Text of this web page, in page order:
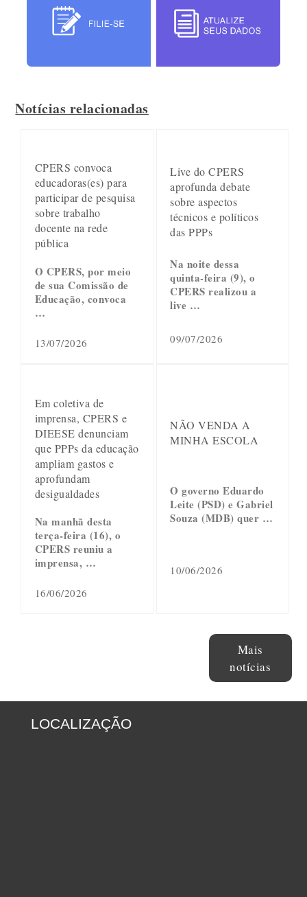
Notícias relacionadas
CPERS convoca
educadoras(es) para
participar de pesquisa
sobre trabalho
docente na rede
pública
O CPERS, por meio
de sua Comissão de
Educação, convoca
…
13/07/2026
Live do CPERS
aprofunda debate
sobre aspectos
técnicos e políticos
das PPPs
Na noite dessa
quinta-feira (9), o
CPERS realizou a
live …
09/07/2026
Em coletiva de
imprensa, CPERS e
DIEESE denunciam
que PPPs da educação
ampliam gastos e
aprofundam
desigualdades
Na manhã desta
terça-feira (16), o
CPERS reuniu a
imprensa, …
16/06/2026
NÃO VENDA A
MINHA ESCOLA
O governo Eduardo
Leite (PSD) e Gabriel
Souza (MDB) quer …
10/06/2026
Mais
notícias
LOCALIZAÇÃO